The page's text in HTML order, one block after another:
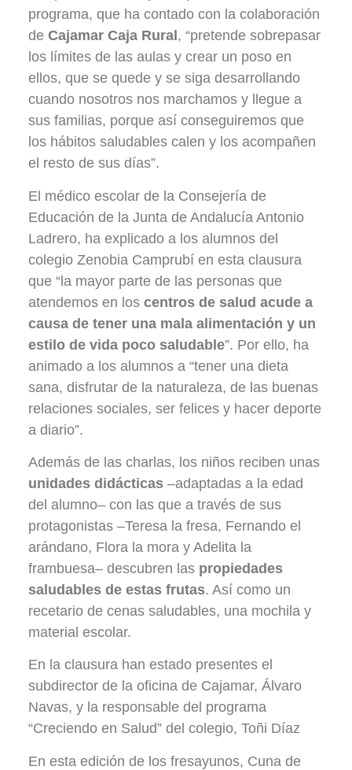
programa, que ha contado con la colaboración
de Cajamar Caja Rural , “pretende sobrepasar
los límites de las aulas y crear un poso en
ellos, que se quede y se siga desarrollando
cuando nosotros nos marchamos y llegue a
sus familias, porque así conseguiremos que
los hábitos saludables calen y los acompañen
el resto de sus días”.
El médico escolar de la Consejería de
Educación de la Junta de Andalucía Antonio
Ladrero, ha explicado a los alumnos del
colegio Zenobia Camprubí en esta clausura
que “la mayor parte de las personas que
atendemos en los centros de salud acude a
causa de tener una mala alimentación y un
estilo de vida poco saludable”. Por ello, ha
animado a los alumnos a “tener una dieta
sana, disfrutar de la naturaleza, de las buenas
relaciones sociales, ser felices y hacer deporte
a diario”.
Además de las charlas, los niños reciben unas
unidades didácticas­–adaptadas a la edad
del alumno– con las que a través de sus
protagonistas –Teresa la fresa, Fernando el
arándano, Flora la mora y Adelita la
frambuesa– descubren las propiedades
saludables de estas frutas. Así como un
recetario de cenas saludables, una mochila y
material escolar.
En la clausura han estado presentes el
subdirector de la oficina de Cajamar, Álvaro
Navas, y la responsable del programa
“Creciendo en Salud” del colegio, Toñi Díaz
En esta edición de los fresayunos, Cuna de